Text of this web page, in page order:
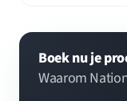
Boek nu je
Waarom